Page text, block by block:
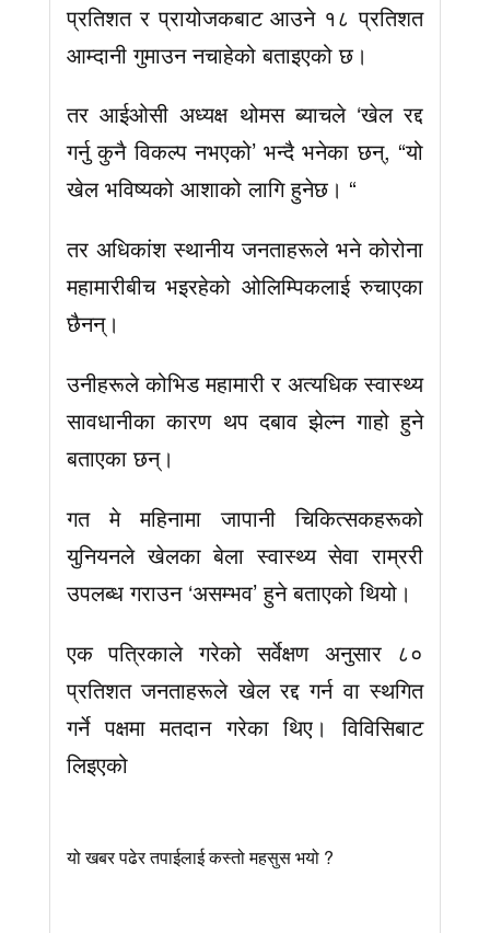
प्रतिशत र प्रायोजकबाट आउने १८ प्रतिशत
आम्दानी गुमाउन नचाहेको बताइएको छ।
तर आईओसी अध्यक्ष थोमस ब्याचले ‘खेल रद्द
गर्नु कुनै विकल्प नभएको’ भन्दै भनेका छन्, “यो
खेल भविष्यको आशाको लागि हुनेछ। “
तर अधिकांश स्थानीय जनताहरूले भने कोरोना
महामारीबीच भइरहेको ओलिम्पिकलाई रुचाएका
छैनन्।
उनीहरूले कोभिड महामारी र अत्यधिक स्वास्थ्य
सावधानीका कारण थप दबाव झेल्न गाहो हुने
बताएका छन्।
गत मे महिनामा जापानी चिकित्सकहरूको
युनियनले खेलका बेला स्वास्थ्य सेवा राम्ररी
उपलब्ध गराउन ‘असम्भव’ हुने बताएको थियो।
एक पत्रिकाले गरेको सर्वेक्षण अनुसार ८०
प्रतिशत जनताहरूले खेल रद्द गर्न वा स्थगित
गर्ने पक्षमा मतदान गरेका थिए। विविसिबाट
लिइएको
यो खबर पढेर तपाईलाई कस्तो महसुस भयो ?